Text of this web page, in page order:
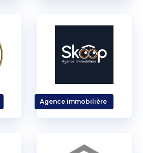
Agence immobilière